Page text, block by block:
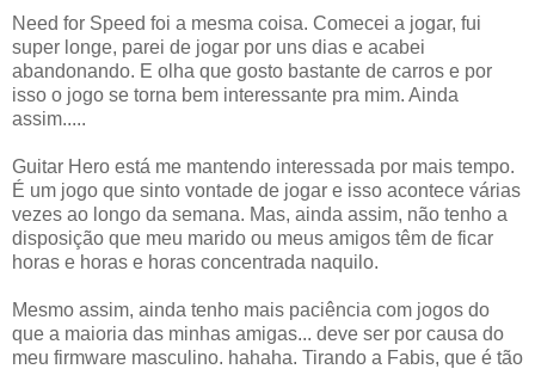
Need for Speed foi a mesma coisa. Comecei a jogar, fui
super longe, parei de jogar por uns dias e acabei
abandonando. E olha que gosto bastante de carros e por
isso o jogo se torna bem interessante pra mim. Ainda
assim.....
Guitar Hero está me mantendo interessada por mais tempo.
É um jogo que sinto vontade de jogar e isso acontece várias
vezes ao longo da semana. Mas, ainda assim, não tenho a
disposição que meu marido ou meus amigos têm de ficar
horas e horas e horas concentrada naquilo.
Mesmo assim, ainda tenho mais paciência com jogos do
que a maioria das minhas amigas... deve ser por causa do
meu firmware masculino. hahaha. Tirando a Fabis, que é tão